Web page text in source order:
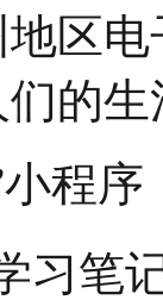
区
的
程序
习笔